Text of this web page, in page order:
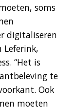
soms
digitaliseren
Leferink,
“Het is
te
Ook
moeten